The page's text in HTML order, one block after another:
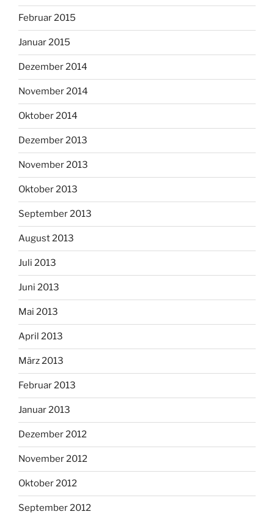
Februar 2015
Januar 2015
Dezember 2014
November 2014
Oktober 2014
Dezember 2013
November 2013
Oktober 2013
September 2013
August 2013
Juli 2013
Juni 2013
Mai 2013
April 2013
März 2013
Februar 2013
Januar 2013
Dezember 2012
November 2012
Oktober 2012
September 2012